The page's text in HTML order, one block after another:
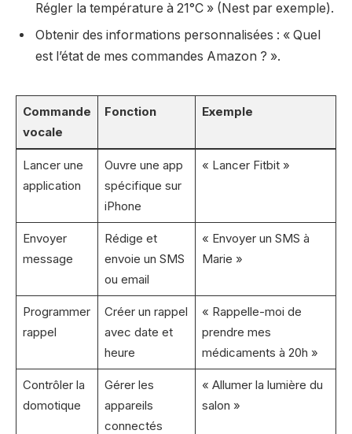
Régler la température à 21°C » (Nest par exemple).
Obtenir des informations personnalisées : « Quel
est l’état de mes commandes Amazon ? ».
Commande
vocale
Fonction Exemple
Lancer une
application
Ouvre une app
spécifique sur
iPhone
« Lancer Fitbit »
Envoyer
message
Rédige et
envoie un SMS
ou email
« Envoyer un SMS à
Marie »
Programmer
rappel
Créer un rappel
avec date et
heure
« Rappelle-moi de
prendre mes
médicaments à 20h »
Contrôler la
domotique
Gérer les
appareils
connectés
« Allumer la lumière du
salon »